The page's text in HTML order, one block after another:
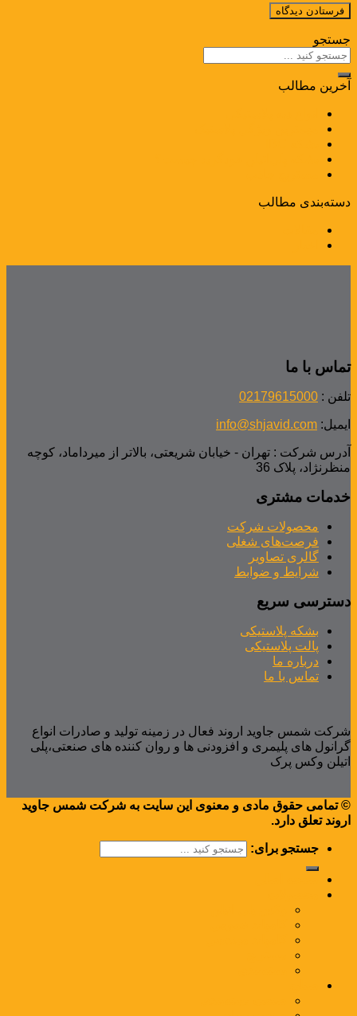
جستجو
آخرین مطالب
دسته‌بندی مطالب
تماس با ما
تلفن : 02179615000
ایمیل: info@shjavid.com
آدرس شرکت : تهران - خیابان شریعتی، بالاتر از میرداماد، کوچه
منظرنژاد، پلاک 36
خدمات مشتری
محصولات شرکت
فرصت‌های شغلی
گالری تصاویر
شرایط و ضوابط
دسترسی سریع
بشکه پلاستیکی
پالت پلاستیکی
درباره ما
تماس با ما
شرکت شمس جاوید اروند فعال در زمینه تولید و صادرات انواع
گرانول های پلیمری و افزودنی ها و روان کننده های صنعتی،پلی
اتیلن وکس پرک
© تمامی حقوق مادی و معنوی این سایت به شرکت شمس جاوید
اروند تعلق دارد.
جستجو برای: